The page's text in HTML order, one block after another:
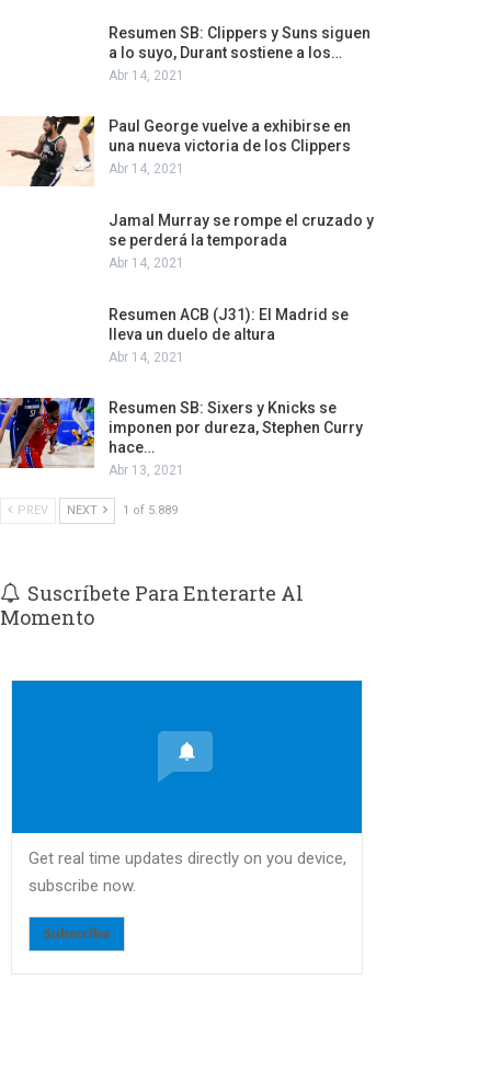
Resumen SB: Clippers y Suns siguen
a lo suyo, Durant sostiene a los…
Abr 14, 2021
Paul George vuelve a exhibirse en
una nueva victoria de los Clippers
Abr 14, 2021
Jamal Murray se rompe el cruzado y
se perderá la temporada
Abr 14, 2021
Resumen ACB (J31): El Madrid se
lleva un duelo de altura
Abr 14, 2021
Resumen SB: Sixers y Knicks se
imponen por dureza, Stephen Curry
hace…
Abr 13, 2021
PREV NEXT 1 of 5.889
Suscríbete Para Enterarte Al
Momento
Get real time updates directly on you device,
subscribe now.
Subscribe